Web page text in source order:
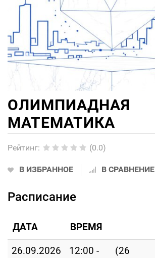
ОЛИМПИАДНАЯ
МАТЕМАТИКА
Рейтинг: (0.0)
В ИЗБРАННОЕ В СРАВНЕНИЕ
Расписание
ДАТА ВРЕМЯ
26.09.2026
12:00 -
(26